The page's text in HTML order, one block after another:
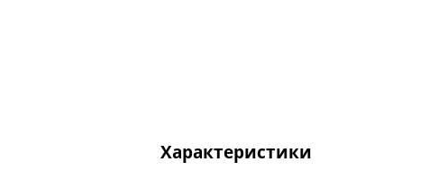
Характеристики